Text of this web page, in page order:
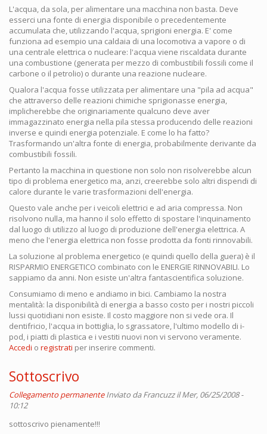
L'acqua, da sola, per alimentare una macchina non basta. Deve
esserci una fonte di energia disponibile o precedentemente
accumulata che, utilizzando l'acqua, sprigioni energia. E' come
funziona ad esempio una caldaia di una locomotiva a vapore o di
una centrale elettrica o nucleare: l'acqua viene riscaldata durante
una combustione (generata per mezzo di combustibili fossili come il
carbone o il petrolio) o durante una reazione nucleare.
Qualora l'acqua fosse utilizzata per alimentare una "pila ad acqua"
che attraverso delle reazioni chimiche sprigionasse energia,
implicherebbe che originariamente qualcuno deve aver
immagazzinato energia nella pila stessa producendo delle reazioni
inverse e quindi energia potenziale. E come lo ha fatto?
Trasformando un'altra fonte di energia, probabilmente derivante da
combustibili fossili.
Pertanto la macchina in questione non solo non risolverebbe alcun
tipo di problema energetico ma, anzi, creerebbe solo altri dispendi di
calore durante le varie trasformazioni dell'energia.
Questo vale anche per i veicoli elettrici e ad aria compressa. Non
risolvono nulla, ma hanno il solo effetto di spostare l'inquinamento
dal luogo di utilizzo al luogo di produzione dell'energia elettrica. A
meno che l'energia elettrica non fosse prodotta da fonti rinnovabili.
La soluzione al problema energetico (e quindi quello della guera) è il
RISPARMIO ENERGETICO combinato con le ENERGIE RINNOVABILI. Lo
sappiamo da anni. Non esiste un'altra fantascientifica soluzione.
Consumiamo di meno e andiamo in bici. Cambiamo la nostra
mentalità: la disponibilità di energia a basso costo per i nostri piccoli
lussi quotidiani non esiste. Il costo maggiore non si vede ora. Il
dentifricio, l'acqua in bottiglia, lo sgrassatore, l'ultimo modello di i-
pod, i piatti di plastica e i vestiti nuovi non vi servono veramente.
Accedi o registrati per inserire commenti.
Sottoscrivo
Collegamento permanente Inviato daFrancuzzil Mer, 06/25/2008 -
10:12
sottoscrivo pienamente!!!